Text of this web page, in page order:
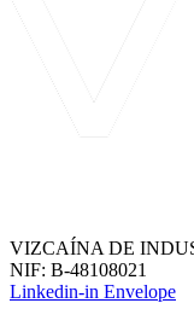
VIZCAÍNA DE
NIF: B-48108021
Linkedin-in Envelope